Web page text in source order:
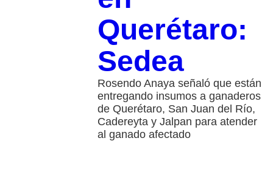
Querétaro:
Sedea
Rosendo Anaya señaló que están
entregando insumos a ganaderos
de Querétaro, San Juan del Río,
Cadereyta y Jalpan para atender
al ganado afectado